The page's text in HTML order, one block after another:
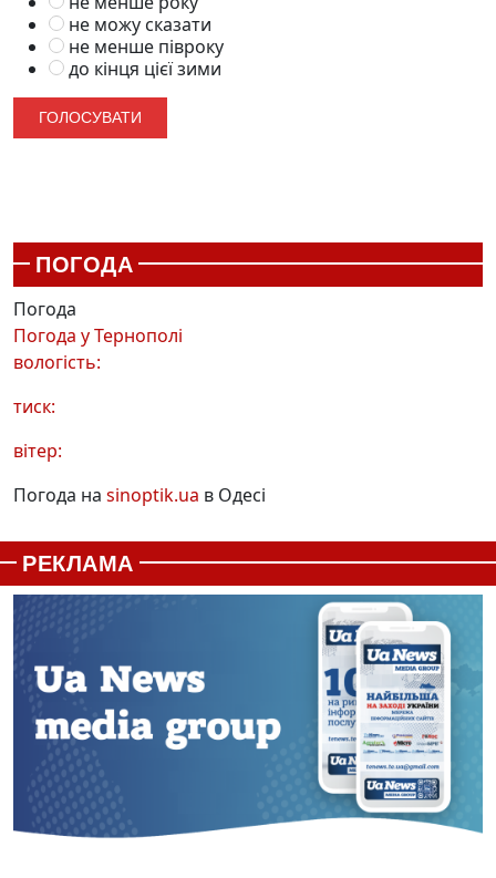
не можу сказати
не менше півроку
до кінця цієї зими
ПОГОДА
Погода
Погода уТернополі
вологість:
тиск:
вітер:
Погода на sinoptik.ua в Одесі
РЕКЛАМА